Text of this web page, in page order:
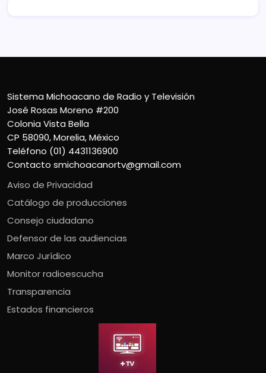
Sistema Michoacano de Radio y Televisión
José Rosas Moreno #200
Colonia Vista Bella
CP 58090, Morelia, México
Teléfono (01) 4431136900
Contacto smichoacanortv@gmail.com
Aviso de Privacidad
Catálogo de producciones
Consejo ciudadano
Defensor de las audiencias
Marco Jurídico
Monitor radioescucha
Transparencia
Estados financieros